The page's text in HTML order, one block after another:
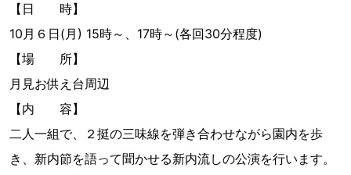
【日 時】
10月６日(月) 15時～、17時～(各回30分程度)
【場 所】
月見お供え台周辺
【内 容】
二人一組で、２挺の三味線を弾き合わせながら園内を歩
き、新内節を語って聞かせる新内流しの公演を行います。